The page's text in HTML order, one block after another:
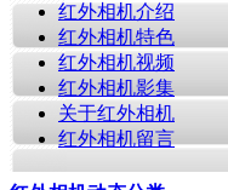
红外相机介绍
红外相机特色
红外相机视频
红外相机影集
关于红外相机
红外相机留言